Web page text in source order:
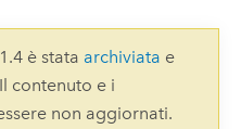
è stata archiviata e
contenuto e i
non aggiornati.